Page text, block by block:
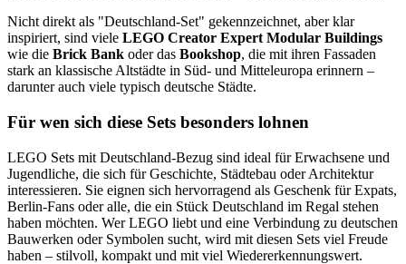
Nicht direkt als "Deutschland-Set" gekennzeichnet, aber klar
inspiriert, sind viele LEGO Creator Expert Modular Buildings
wie die Brick Bank oder das Bookshop, die mit ihren Fassaden
stark an klassische Altstädte in Süd- und Mitteleuropa erinnern –
darunter auch viele typisch deutsche Städte.
Für wen sich diese Sets besonders lohnen
LEGO Sets mit Deutschland-Bezug sind ideal für Erwachsene und
Jugendliche, die sich für Geschichte, Städtebau oder Architektur
interessieren. Sie eignen sich hervorragend als Geschenk für Expats,
Berlin-Fans oder alle, die ein Stück Deutschland im Regal stehen
haben möchten. Wer LEGO liebt und eine Verbindung zu deutschen
Bauwerken oder Symbolen sucht, wird mit diesen Sets viel Freude
haben – stilvoll, kompakt und mit viel Wiedererkennungswert.